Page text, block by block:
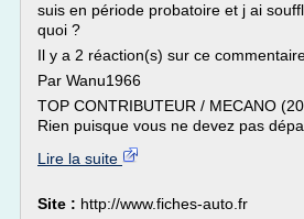
suis en période probatoire et j ai
quoi ?
Il y a 2 réaction(s) sur ce
Par Wanu1966
TOP CONTRIBUTEUR / MECANO
Rien puisque vous ne devez pas
Lire la suite
Site : http://www.fiches-auto.fr